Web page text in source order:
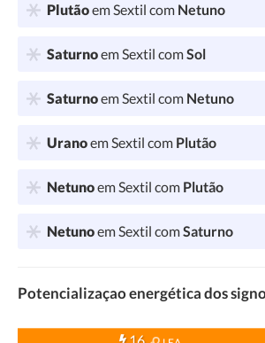
Plutãoem Sextil com Netuno
Saturnoem Sextil comSol
Saturnoem Sextil com Netuno
Uranoem Sextil com Plutão
Netunoem Sextil com Plutão
Netunoem Sextil comSaturno
Potencializaçao energética dos